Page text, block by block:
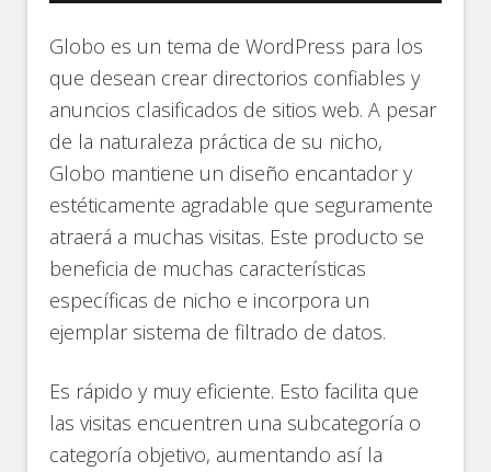
Globo es un tema de WordPress para los
que desean crear directorios confiables y
anuncios clasificados de sitios web. A pesar
de la naturaleza práctica de su nicho,
Globo mantiene un diseño encantador y
estéticamente agradable que seguramente
atraerá a muchas visitas. Este producto se
beneficia de muchas características
específicas de nicho e incorpora un
ejemplar sistema de filtrado de datos.
Es rápido y muy eficiente. Esto facilita que
las visitas encuentren una subcategoría o
categoría objetivo, aumentando así la